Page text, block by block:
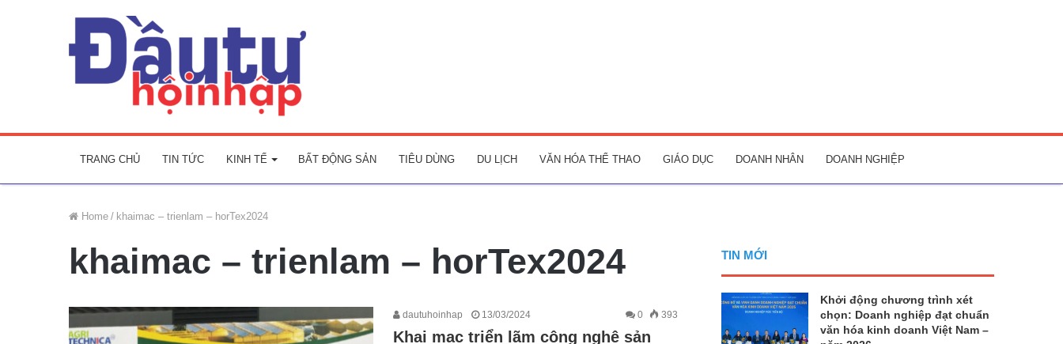
TRANG CHỦ TIN TỨC KINH TẾ BẤT ĐỘNG SẢN TIÊU DÙNG DU LỊCH VĂN HÓA THỂ THAO GIÁO DỤC DOANH NHÂN DOANH NGHIỆP
Home / khaimac – trienlam – horTex2024
khaimac – trienlam – horTex2024
dautuhoinhap 13/03/2024 0 393
Khai mạc triển lãm công nghệ sản
TIN MỚI
Khởi động chương trình xét
chọn: Doanh nghiệp đạt chuẩn
văn hóa kinh doanh Việt Nam –